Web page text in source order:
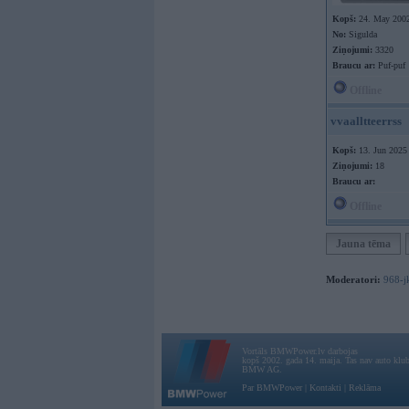
Kopš: 24. May 2002
No: Sigulda
Ziņojumi: 3320
Braucu ar: Puf-puf
vvaalltteerrss
Kopš: 13. Jun 2025
Ziņojumi: 18
Braucu ar:
Jauna tēma
Moderatori: 968-
Vortāls BMWPower.lv darbojas
kopš 2002. gada 14. maija. Tas nav auto
BMW AG.
Par BMWPower
Kontakti Reklāma